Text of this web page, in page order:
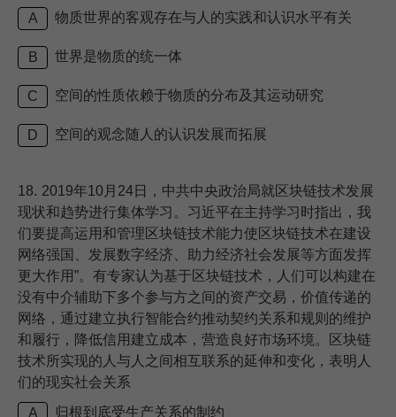
A 物质世界的客观存在与人的实践和认识水平有关
B 世界是物质的统一体
C 空间的性质依赖于物质的分布及其运动研究
D 空间的观念随人的认识发展而拓展
18. 2019年10月24日，中共中央政治局就区块链技术发展
现状和趋势进行集体学习。习近平在主持学习时指出，我
们要提高运用和管理区块链技术能力使区块链技术在建设
网络强国、发展数字经济、助力经济社会发展等方面发挥
更大作用”。有专家认为基于区块链技术，人们可以构建在
没有中介辅助下多个参与方之间的资产交易，价值传递的
网络，通过建立执行智能合约推动契约关系和规则的维护
和履行，降低信用建立成本，营造良好市场环境。区块链
技术所实现的人与人之间相互联系的延伸和变化，表明人
们的现实社会关系
A 归根到底受生产关系的制约